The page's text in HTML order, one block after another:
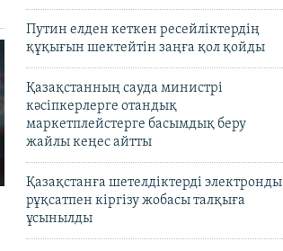
Путин елден кеткен ресейліктердің
құқығын шектейтін заңға қол қойды
Қазақстанның сауда министрі
кәсіпкерлерге отандық
маркетплейстерге басымдық беру
жайлы кеңес айтты
Қазақстанға шетелдіктерді электронды
рұқсатпен кіргізу жобасы талқыға
ұсынылды